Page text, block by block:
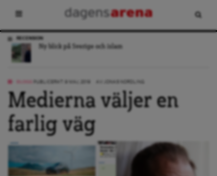
RECENSION
Ny blick på Sverige och islam
Medierna väljer en
farlig väg